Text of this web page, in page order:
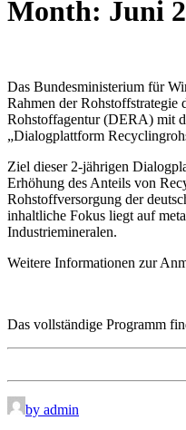
Month: Juni
Das Bundesministerium für
Rahmen der Rohstoffstrategie
Rohstoffagentur (DERA) mit
„Dialogplattform
Ziel dieser 2-jährigen
Erhöhung des Anteils von
Rohstoffversorgung der
inhaltliche Fokus liegt auf
Industriemineralen.
Weitere Informationen zur
Das vollständige Programm
by admin